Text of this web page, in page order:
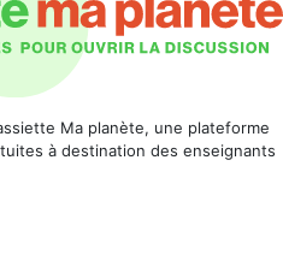
Ma planète, une plateforme
à destination des enseignants